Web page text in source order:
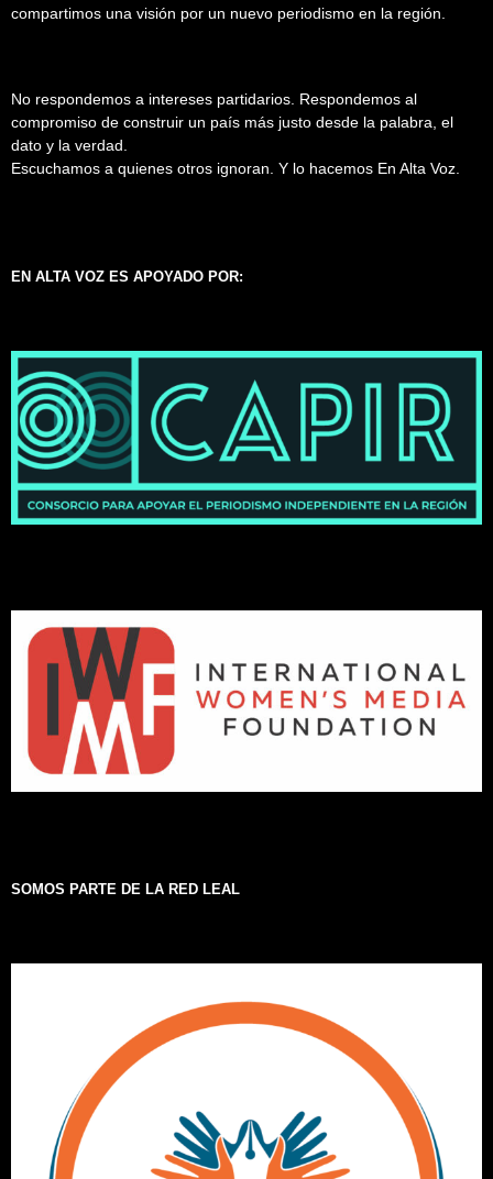
compartimos una visión por un nuevo periodismo en la región.
No respondemos a intereses partidarios. Respondemos al
compromiso de construir un país más justo desde la palabra, el
dato y la verdad.
Escuchamos a quienes otros ignoran. Y lo hacemos En Alta Voz.
EN ALTA VOZ ES APOYADO POR:
SOMOS PARTE DE LA RED LEAL